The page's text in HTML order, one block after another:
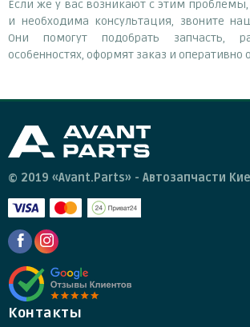
Если же у вас возникают с этим
и необходима консультация, звоните
Они помогут подобрать запчасть,
особенностях, оформят заказ и оперативно
© 2019 «Avant.Parts» - Автозапчасти
Контакты